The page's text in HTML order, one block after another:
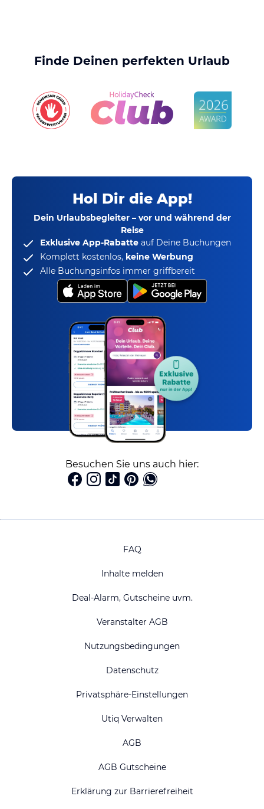
Finde Deinen perfekten Urlaub
Hol Dir die App!
Dein Urlaubsbegleiter – vor und während der
Reise
Exklusive App-Rabatte auf Deine Buchungen
Komplett kostenlos, keine Werbung
Alle Buchungsinfos immer griffbereit
Besuchen Sie uns auch hier:
FAQ
Inhalte melden
Deal-Alarm, Gutscheine uvm.
Veranstalter AGB
Nutzungsbedingungen
Datenschutz
Privatsphäre-Einstellungen
Utiq Verwalten
AGB
AGB Gutscheine
Erklärung zur Barrierefreiheit